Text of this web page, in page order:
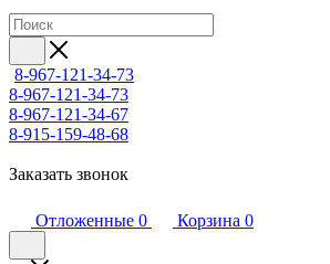
8-967-121-34-73
8-967-121-34-73
8-967-121-34-67
8-915-159-48-68
Заказать звонок
Отложенные 0 Корзина 0